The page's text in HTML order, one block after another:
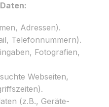
Adressen).
Telefonnummern).
Fotografien,
Webseiten,
(z.B., Geräte-